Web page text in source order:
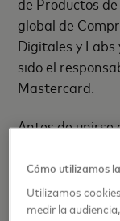
global de
Digitales y Labs
sido el
Mastercard.
Antes de
diferentes
España hasta
Productos de
Cómo utilizamos
Utilizamos
medir la